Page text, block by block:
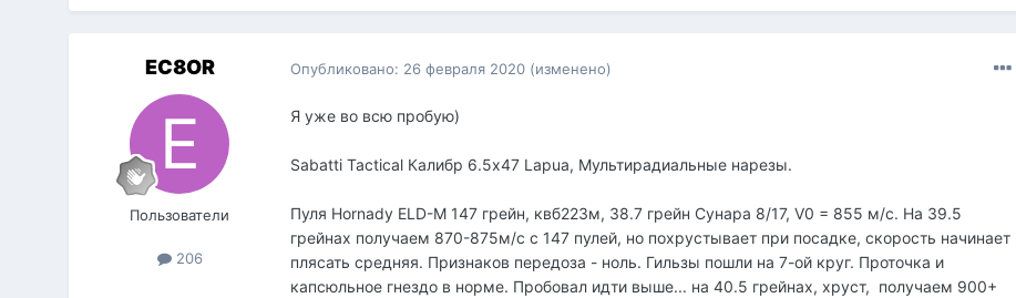
EC8OR
Пользователи
206
Опубликовано: 26 февраля 2020 (изменено)
Я уже во всю пробую)
Sabatti Taсtiсal Калибр 6.5х47 Lapua, Мультирадиальные нарезы.
Пуля Hornady ELD-M 147 грейн, квб223м, 38.7 грейн Сунара 8/17, V0 = 855 м/с. На 39.5
грейнах получаем 870-875м/с с 147 пулей, но похрустывает при посадке, скорость начинает
плясать средняя. Признаков передоза - ноль. Гильзы пошли на 7-ой круг. Проточка и
капсюльное гнездо в норме. Пробовал идти выше... на 40.5 грейнах, хруст, получаем 900+